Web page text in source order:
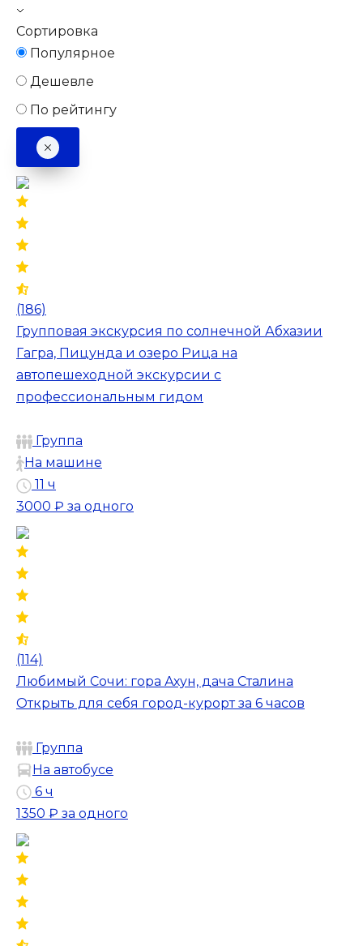
Сортировка
Популярное
Дешевле
По рейтингу
(186)
Групповая экскурсия по солнечной Абхазии
Гагра, Пицунда и озеро Рица на
автопешеходной экскурсии с
профессиональным гидом
Группа
На машине
11 ч
3000 ₽ за одного
(114)
Любимый Сочи: гора Ахун, дача Сталина
Открыть для себя город-курорт за 6 часов
Группа
На автобусе
6 ч
1350 ₽ за одного